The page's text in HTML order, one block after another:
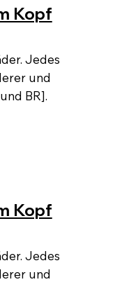
Kopf
Jedes
und
BR].
Kopf
Jedes
und